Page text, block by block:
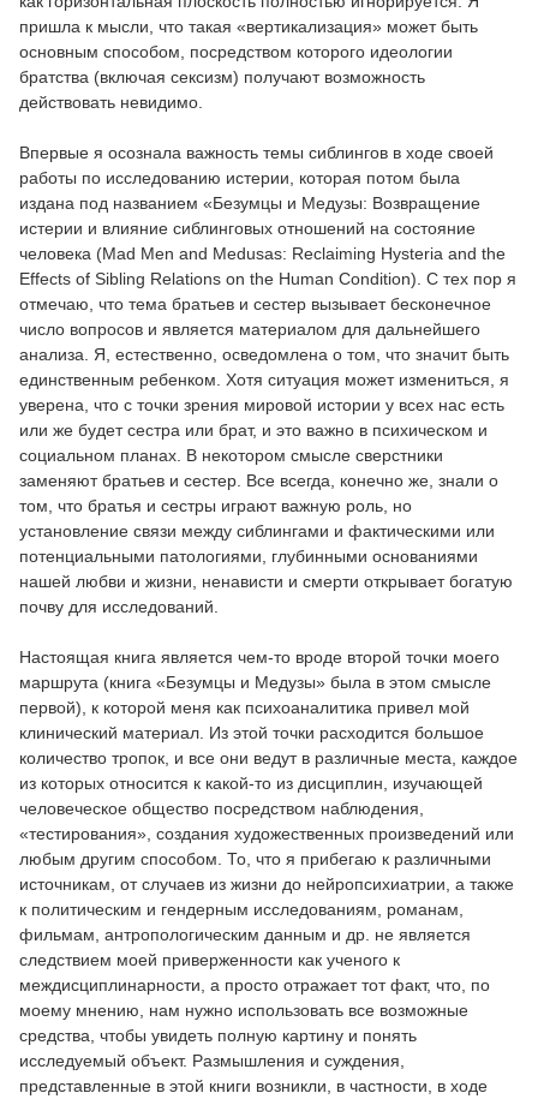
пришла к мысли, что такая «вертикализация» может быть
основным способом, посредством которого идеологии
братства (включая сексизм) получают возможность
действовать невидимо.
Впервые я осознала важность темы сиблингов в ходе своей
работы по исследованию истерии, которая потом была
издана под названием «Безумцы и Медузы: Возвращение
истерии и влияние сиблинговых отношений на состояние
человека (Mad Men and Medusas: Reclaiming Hysteria and the
Effects of Sibling Relations on the Human Condition). С тех пор я
отмечаю, что тема братьев и сестер вызывает бесконечное
число вопросов и является материалом для дальнейшего
анализа. Я, естественно, осведомлена о том, что значит быть
единственным ребенком. Хотя ситуация может измениться, я
уверена, что с точки зрения мировой истории у всех нас есть
или же будет сестра или брат, и это важно в психическом и
социальном планах. В некотором смысле сверстники
заменяют братьев и сестер. Все всегда, конечно же, знали о
том, что братья и сестры играют важную роль, но
установление связи между сиблингами и фактическими или
потенциальными патологиями, глубинными основаниями
нашей любви и жизни, ненависти и смерти открывает богатую
почву для исследований.
Настоящая книга является чем-то вроде второй точки моего
маршрута (книга «Безумцы и Медузы» была в этом смысле
первой), к которой меня как психоаналитика привел мой
клинический материал. Из этой точки расходится большое
количество тропок, и все они ведут в различные места, каждое
из которых относится к какой-то из дисциплин, изучающей
человеческое общество посредством наблюдения,
«тестирования», создания художественных произведений или
любым другим способом. То, что я прибегаю к различными
источникам, от случаев из жизни до нейропсихиатрии, а также
к политическим и гендерным исследованиям, романам,
фильмам, антропологическим данным и др. не является
следствием моей приверженности как ученого к
междисциплинарности, а просто отражает тот факт, что, по
моему мнению, нам нужно использовать все возможные
средства, чтобы увидеть полную картину и понять
исследуемый объект. Размышления и суждения,
представленные в этой книги возникли, в частности, в ходе